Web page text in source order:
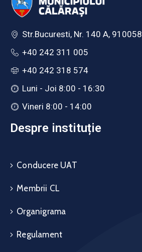
Str.Bucuresti, Nr. 140 A, 910058
+40 242 311 005
+40 242 318 574
Luni - Joi 8:00 - 16:30
Vineri 8:00 - 14:00
Despre instituție
Conducere UAT
Membrii CL
Organigrama
Regulament